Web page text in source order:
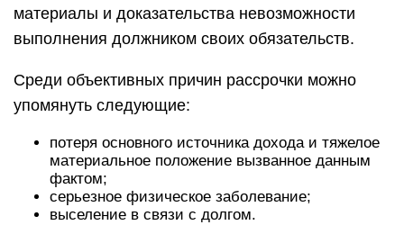
материалы и доказательства невозможности
выполнения должником своих обязательств.
Среди объективных причин рассрочки можно
упомянуть следующие:
потеря основного источника дохода и тяжелое
материальное положение вызванное данным
фактом;
серьезное физическое заболевание;
выселение в связи с долгом.